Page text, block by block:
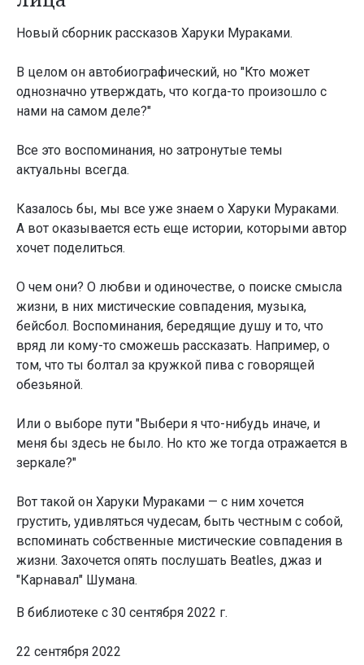
Новый сборник рассказов Харуки Мураками.
В целом он автобиографический, но "Кто может
однозначно утверждать, что когда-то произошло с
нами на самом деле?"
Все это воспоминания, но затронутые темы
актуальны всегда.
Казалось бы, мы все уже знаем о Харуки Мураками.
А вот оказывается есть еще истории, которыми автор
хочет поделиться.
О чем они? О любви и одиночестве, о поиске смысла
жизни, в них мистические совпадения, музыка,
бейсбол. Воспоминания, бередящие душу и то, что
вряд ли кому-то сможешь рассказать. Например, о
том, что ты болтал за кружкой пива с говорящей
обезьяной.
Или о выборе пути "Выбери я что-нибудь иначе, и
меня бы здесь не было. Но кто же тогда отражается в
зеркале?"
Вот такой он Харуки Мураками — с ним хочется
грустить, удивляться чудесам, быть честным с собой,
вспоминать собственные мистические совпадения в
жизни. Захочется опять послушать Beatles, джаз и
"Карнавал" Шумана.
В библиотеке с 30 сентября 2022 г.
22 сентября 2022